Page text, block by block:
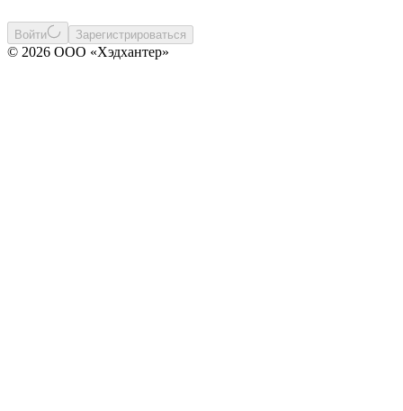
Войти Зарегистрироваться
© 2026 ООО «Хэдхантер»